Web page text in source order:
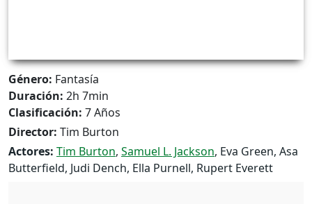
Género: Fantasía
Duración: 2h 7min
Clasificación: 7 Años
Director: Tim Burton
Actores: Tim Burton, Samuel L. Jackson, Eva Green, Asa
Butterfield, Judi Dench, Ella Purnell, Rupert Everett